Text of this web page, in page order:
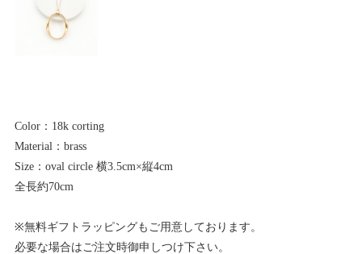
Color：18k corting
Material：brass
Size：oval circle 横3.5cm×縦4cm
全長約70cm
※無料ギフトラッピングもご用意しております。
必要な場合はご注文時御申しつけ下さい。